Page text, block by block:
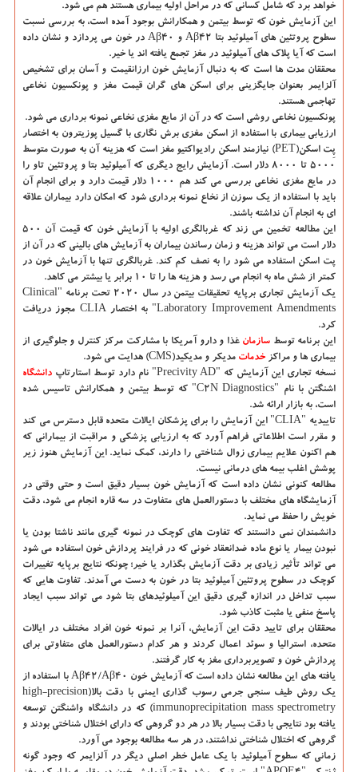
خواهد برد که شامل کسانی که در مراحل اولیه بیماری هستند هم می شود.
این آزمایش خون که توسط بیتمن و همکارانش بوجود آمده است، به بررسی نسبت
سطوح پروتئین های آمیلوئید بتا Aβ۴۲ و Aβ۴۰ در خون می پردازد و نشان داده
است که آیا پلاک های آمیلوئید در مغز تجمع یافته اند یا خیر.
محققان مدت ها است که به دنبال آزمایش خون ارزانقیمت و آسان برای تشخیص
آلزایمر بعنوان جایگزینی برای اسکن های گران قیمت مغز و پونکسیون نخاعی
تهاجمی هستند.
پونکسیون نخاعی روشی است که در آن از مایع مغزی نخاعی نمونه برداری می شود.
ارزیابی بیماری با استفاده از اسکن مغزی برش نگاری با گسیل پوزیترون به اختصار
پِت اسکن(PET) نیازمند اسکن رادیواکتیو مغز است که هزینه آن به صورت متوسط
۵۰۰۰ تا ۸۰۰۰ دلار است. آزمایش رایج دیگری که آمیلوئید بتا و پروتئین تاو را
در مایع مغزی نخاعی بررسی می کند هم ۱۰۰۰ دلار قیمت دارد و برای انجام آن
باید با استفاده از یک سوزن از نخاع نمونه برداری شود که امکان دارد بیماران علاقه
ای به انجام آن نداشته باشند.
این مطالعه تخمین می زند که غربالگری اولیه با آزمایش خون که قیمت آن ۵۰۰
دلار است می تواند هزینه و زمان رساندن بیماران به آزمایش های بالینی که در آن از
پت اسکن استفاده می شود را به نصف کم کند. غربالگری تنها با آزمایش خون در
کمتر از شش ماه به انجام می رسد و هزینه ها را تا ۱۰ برابر یا بیشتر می کاهد.
یک آزمایش تجاری برپایه تحقیقات بیتمن در سال ۲۰۲۰ تحت برنامه "Clinical
Laboratory Improvement Amendments" به اختصار CLIA مجوز دریافت
کرد.
این برنامه توسط سازمان غذا و دارو آمریکا با مشارکت مرکز کنترل و جلوگیری از
بیماری ها و مراکز خدمات مدیکر و مدیکید(CMS) هدایت می شود.
نسخه تجاری این آزمایش که "Precivity AD" نام دارد توسط استارتاپ
دانشگاه‌
اشنگتن با نام "C۲N Diagnostics" که توسط بیتمن و همکارانش تاسیس شده
است، به بازار ارائه شد.
تاییدیه "CLIA" این آزمایش را برای پزشکان ایالات متحده قابل دسترس می کند
و مقرر است اطلاعاتی فراهم آورد که به ارزیابی پزشکی و مراقبت از بیمارانی که
هم اکنون علایم بیماری زوال شناختی را دارند، کمک نماید. این آزمایش هنوز زیر
پوشش اغلب بیمه های درمانی نیست.
مطالعه کنونی نشان داده است که آزمایش خون بسیار دقیق است و حتی وقتی در
آزمایشگاه های مختلف با دستورالعمل های متفاوت در سه قاره انجام می شود، دقت
خویش را حفظ می نماید.
دانشمندان نمی دانستند که تفاوت های کوچک در نمونه گیری مانند ناشتا بودن یا
نبودن بیمار یا نوع ماده ضدانعقاد خونی که در فرایند پردازش خون استفاده می شود
می تواند تأثیر زیادی بر دقت آزمایش بگذارد یا خیر؛ چونکه نتایج برپایه تغییرات
کوچک در سطوح پروتئین آمیلوئید بتا در خون به دست می آمدند. تفاوت هایی که
سبب تداخل در اندازه گیری دقیق این آمیلوئیدهای بتا شود می تواند سبب ایجاد
پاسخ منفی یا مثبت کاذب شود.
محققان برای تایید دقت این آزمایش، آنرا بر نمونه خون افراد مختلف در ایالات
متحده، استرالیا و سوئد اعمال کردند و هر کدام دستورالعمل های متفاوتی برای
پردازش خون و تصویربرداری مغز به کار گرفتند.
یافته های این مطالعه نشان داده است که آزمایش خون Aβ۴۲/Aβ۴۰ با استفاده از
یک روش طیف سنجی جرمی رسوب گذاری ایمنی با دقت بالا(high-precision
immunoprecipitation mass spectrometry) که در دانشگاه واشنگتن توسعه
یافته بود نتایجی با دقت بسیار بالا در هر دو گروهی که دارای اختلال شناختی بودند و
گروهی که اختلال شناختی نداشتند، در هر سه مطالعه بوجود می آورد.
زمانی که سطوح آمیلوئید با یک عامل خطر اصلی دیگر در آلزایمر که وجود گونه